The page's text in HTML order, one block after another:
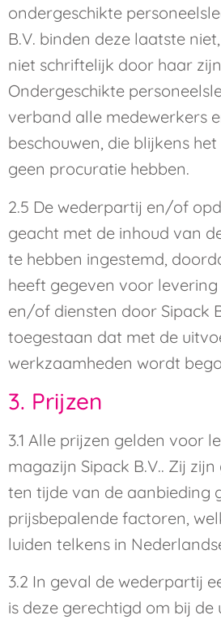
ondergeschikte
B.V. binden deze laatste
niet schriftelijk door haar
Ondergeschikte
verband alle medewerkers
beschouwen, die blijkens
geen procuratie hebben.
2.5 De wederpartij en/of
geacht met de inhoud van
te hebben ingestemd,
heeft gegeven voor
en/of diensten door Sipack
toegestaan dat met de
werkzaamheden wordt
3. Prijzen
3.1 Alle prijzen gelden voor
magazijn Sipack B.V.. Zij
ten tijde van de aanbieding
prijsbepalende factoren,
luiden telkens in
3.2 In geval de wederpartij
is deze gerechtigd om bij de